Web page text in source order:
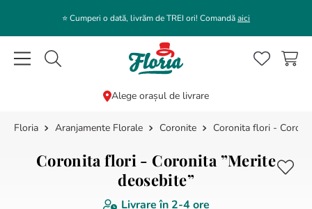
⭐️ Cumperi o dată, livrăm de TREI ori! Comandăaici
Caută flori, plante, cadouri...
Alege orașul de livrare
Aranjamente Florale Coronite Coronita flori -
Coronita flori - Coronita ”Merite
deosebite”
Livrare în 2-4 ore
CĂUTĂRI POPULARE